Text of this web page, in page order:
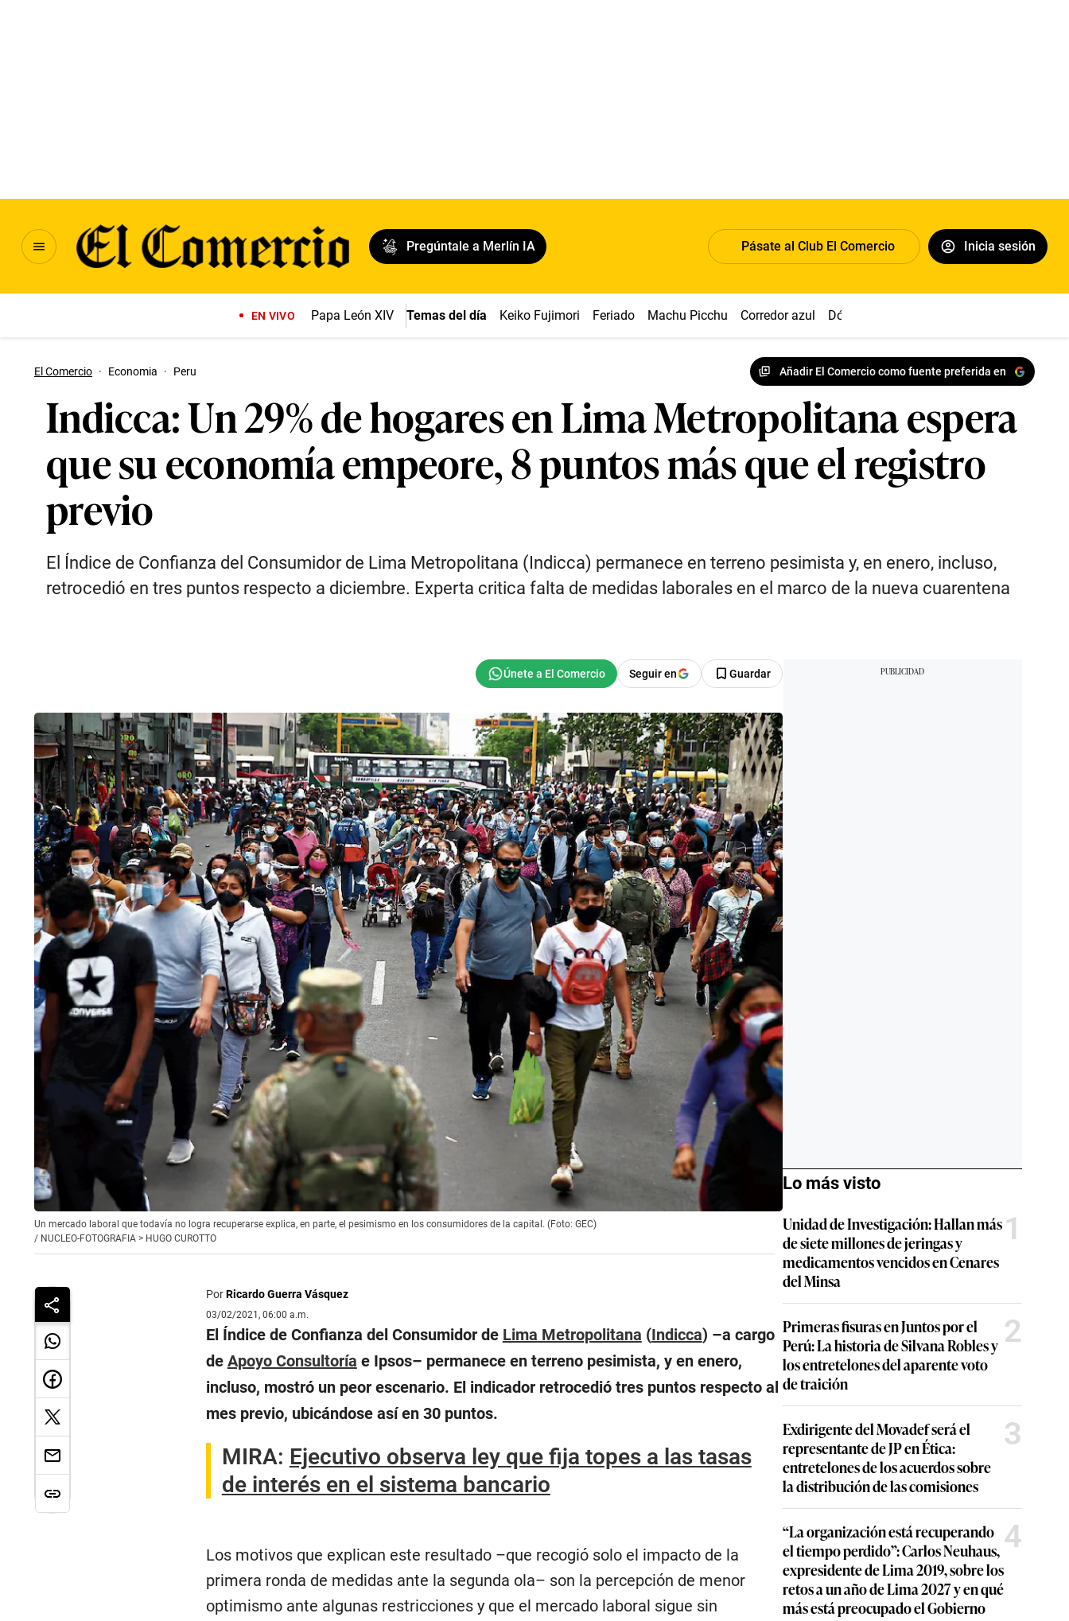
Pregúntale a Merlín IA Pásate al Club El Comercio Inicia sesión
EN VIVO Papa León XIV Temas del día Keiko Fujimori Feriado Machu Picchu Corredor azul Dólar
El Comercio · Economia · Peru Añadir El Comercio como fuente preferida en
Indicca: Un 29% de hogares en Lima Metropolitana espera
que su economía empeore, 8 puntos más que el registro
previo
El Índice de Confianza del Consumidor de Lima Metropolitana (Indicca) permanece en terreno pesimista y, en enero, incluso,
retrocedió en tres puntos respecto a diciembre. Experta critica falta de medidas laborales en el marco de la nueva cuarentena
Seguir en Guardar
Un mercado laboral que todavía no logra recuperarse explica, en parte, el pesimismo en los consumidores de la capital. (Foto: GEC)
/ NUCLEO-FOTOGRAFIA > HUGO CUROTTO
PorRicardo Guerra Vásquez
03/02/2021, 06:00 a.m.
El Índice de Confianza del Consumidor de Lima Metropolitana (Indicca) –a cargo
de Apoyo Consultoría e Ipsos– permanece en terreno pesimista, y en enero,
incluso, mostró un peor escenario. El indicador retrocedió tres puntos respecto al
mes previo, ubicándose así en 30 puntos.
MIRA: Ejecutivo observa ley que fija topes a las tasas
de interés en el sistema bancario
Los motivos que explican este resultado –que recogió solo el impacto de la
primera ronda de medidas ante la segunda ola– son la percepción de menor
optimismo ante algunas restricciones y que el mercado laboral sigue sin
Lo más visto
Unidad de Investigación: Hallan más
de siete millones de jeringas y
medicamentos vencidos en Cenares
del Minsa
1
Primeras fisuras en Juntos por el
Perú: La historia de Silvana Robles y
los entretelones del aparente voto
de traición
2
Exdirigente del Movadef será el
representante de JP en Ética:
entretelones de los acuerdos sobre
la distribución de las comisiones
3
“La organización está recuperando
el tiempo perdido”: Carlos Neuhaus,
expresidente de Lima 2019, sobre los
retos a un año de Lima 2027 y en qué
más está preocupado el Gobierno
4